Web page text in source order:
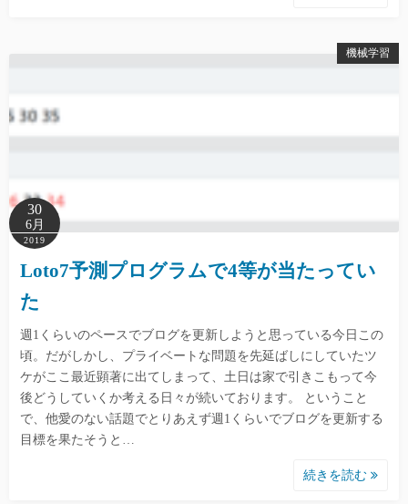
機械学習
30
6月
2019
Loto7予測プログラムで4等が当たってい
た
週1くらいのペースでブログを更新しようと思っている今日この
頃。だがしかし、プライベートな問題を先延ばしにしていたツ
ケがここ最近顕著に出てしまって、土日は家で引きこもって今
後どうしていくか考える日々が続いております。 ということ
で、他愛のない話題でとりあえず週1くらいでブログを更新する
目標を果たそうと…
続きを読む